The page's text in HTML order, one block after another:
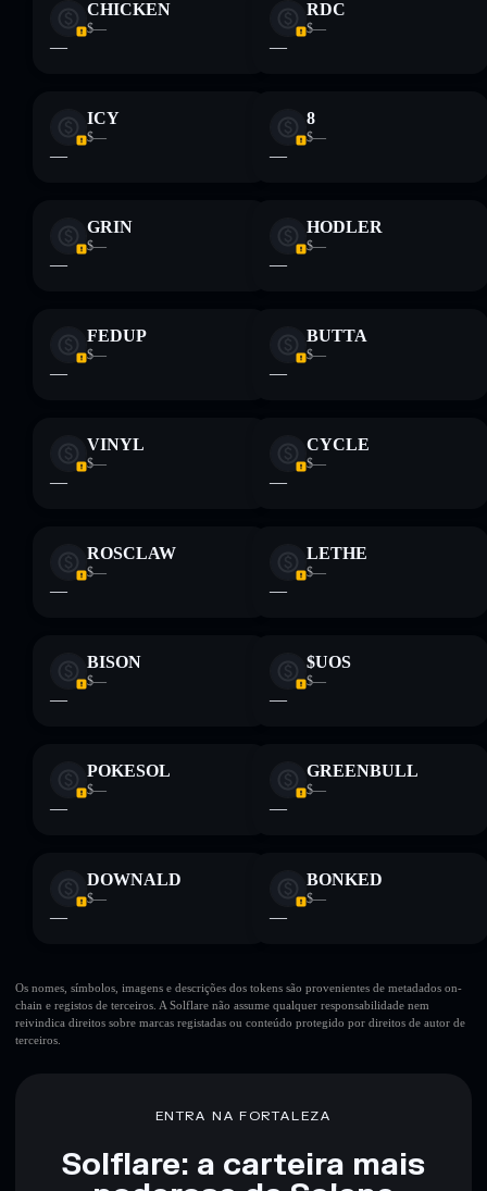
CHICKEN
$—
—
RDC
$—
—
ICY
$—
—
8
$—
—
GRIN
$—
—
HODLER
$—
—
FEDUP
$—
—
BUTTA
$—
—
VINYL
$—
—
CYCLE
$—
—
ROSCLAW
$—
—
LETHE
$—
—
BISON
$—
—
$UOS
$—
—
POKESOL
$—
—
GREENBULL
$—
—
DOWNALD
$—
—
BONKED
$—
—
Os nomes, símbolos, imagens e descrições dos tokens são provenientes de metadados on-
chain e registos de terceiros. A Solflare não assume qualquer responsabilidade nem
reivindica direitos sobre marcas registadas ou conteúdo protegido por direitos de autor de
terceiros.
ENTRA NA FORTALEZA
Solflare: a carteira mais